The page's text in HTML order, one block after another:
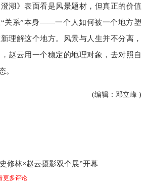
湖》表面看是风景题材，但真正的价值
“关系”本身——一个人如何被一个地方塑
理解这个地方。风景与人生并不分离，
赵云用一个稳定的地理对象，去对照自
。
(编辑：邓立峰 )
修林×赵云摄影双个展”开幕
更多评论